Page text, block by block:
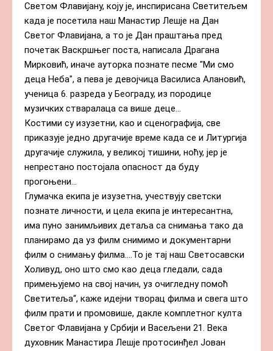
Светом Флавијану, коју је, инспирисана Светитељем
када је посетила наш Манастир Лешје на Дан
Светог Флавијана, а то је Дан праштања пред
почетак Васкршњег поста, написала Драгана
Мирковић, иначе ауторка познате песме "Ми смо
деца Неба", а пева је девојчица Василиса Алановић,
ученица 6. разреда у Београду, из породице
музичких стваралаца са више деце...
Костими су изузетни, као и сценографија, све
приказује једно другачије време када се и Литургија
другачије служила, у великој тишини, ноћу, јер је
непрестано постојала опасност да буду
прогоњени...
Глумачка екипа је изузетна, учествују светски
познате личности, и цела екипа је интересантна,
има пуно занимљивих детаља са снимања тако да
планирамо да уз филм снимимо и документарни
филм о снимању филма....То је тај наш Светосавски
Холивуд, оно што смо као деца гледали, сада
примењујемо на свој начин, уз очигледну помоћ
Светитеља“, каже идејни творац филма и свега што
филм прати и промовише, дакле комплетног култа
Светог Флавијана у Србији и Васељени 21. Века
духовник Манастира Лешје протосинђел Јован